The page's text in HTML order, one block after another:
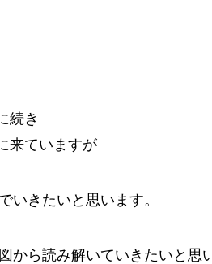
続き
来ていますが
いきたいと思います。
から読み解いていきたいと思